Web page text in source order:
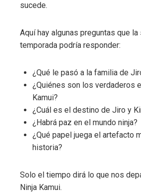
sucede.
Aquí hay algunas preguntas que la
temporada podría responder:
¿Qué le pasó a la familia de
¿Quiénes son los verdaderos
Kamui?
¿Cuál es el destino de Jiro y
¿Habrá paz en el mundo ninja?
¿Qué papel juega el artefacto
historia?
Solo el tiempo dirá lo que nos
Ninja Kamui.